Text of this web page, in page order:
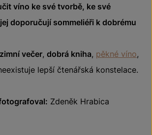
víno ke své tvorbě, ke své
doporučují sommeliéři k dobrému
zimní večer, dobrá kniha, pěkné víno,
lepší čtenářská konstelace.
Zdeněk Hrabica